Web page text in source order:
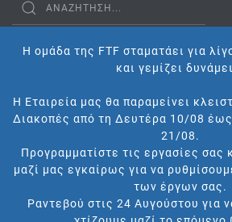
Η ομάδα της FTF σταματάει για
και γεμίζει
Η Εταιρεία μας θα παραμείνει
Διακοπές από τη Δευτέρα 10/08
21/08.
Προγραμματίστε τις εργασίες σας
μαζί μας εγκαίρως για να
των έργων σας.
Ραντεβού στις 24 Αυγούστου για